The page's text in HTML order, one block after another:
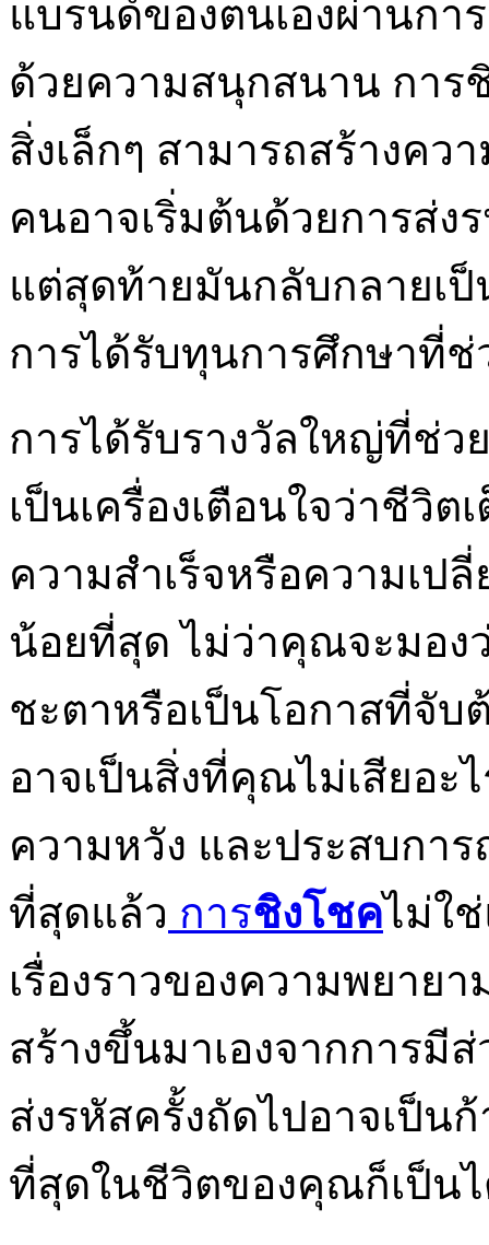
แบรนด์ของตนเองผ่านกา
ด้วยความสนุกสนาน การ
สิ่งเล็กๆ สามารถสร้างคว
คนอาจเริ่มต้นด้วยการส่ง
แต่สุดท้ายมันกลับกลายเ
การได้รับทุนการศึกษาที่ช่
การได้รับรางวัลใหญ่ที่ช่ว
เป็นเครื่องเตือนใจว่าชีวิ
ความสำเร็จหรือความเป
น้อยที่สุด ไม่ว่าคุณจะมอง
ชะตาหรือเป็นโอกาสที่จับ
อาจเป็นสิ่งที่คุณไม่เสียอะ
ความหวัง และประสบกา
ที่สุดแล้ว การชิงโชคไม่ใ
เรื่องราวของความพยาย
สร้างขึ้นมาเองจากการมี
ส่งรหัสครั้งถัดไปอาจเป็
ที่สุดในชีวิตของคุณก็เป็น